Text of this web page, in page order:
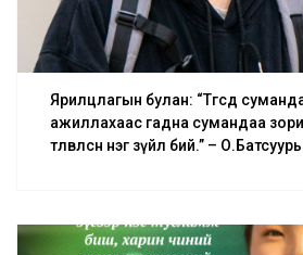
Ярилцлагын булан: “Төгсөөд
ажиллахаас гадна сумандаа
төлөвлөсөн нэг зүйл бий.” – О.Батсуурь